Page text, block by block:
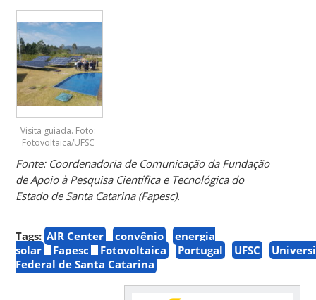
Visita guiada. Foto:
Fotovoltaica/UFSC
Fonte: Coordenadoria de Comunicação da Fundação
de Apoio à Pesquisa Científica e Tecnológica do
Estado de Santa Catarina (Fapesc).
Tags: AIR Center convênio
energia
solar
Fapesc Fotovoltaica Portugal UFSC
Federal de Santa Catarina